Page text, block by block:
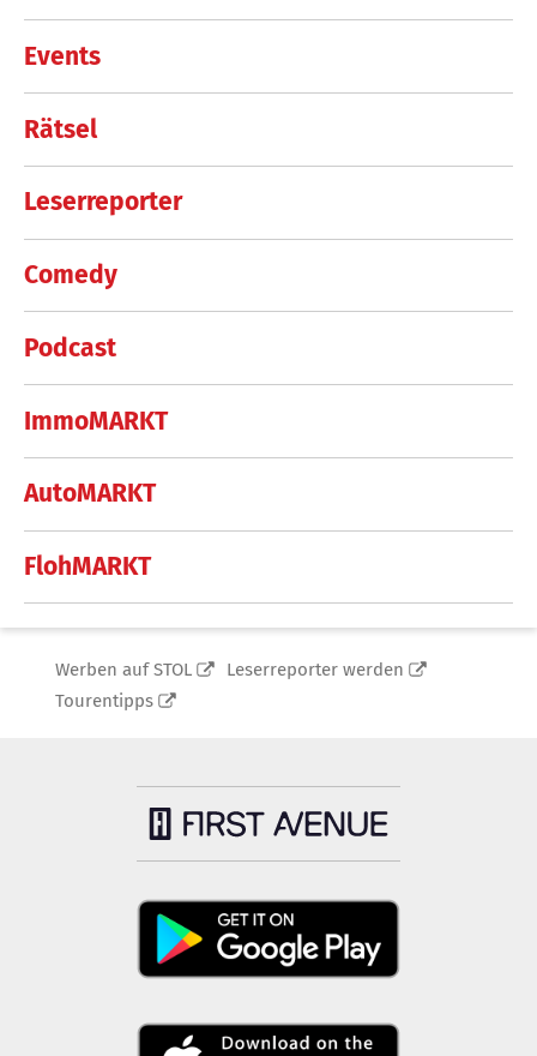
Events
Rätsel
Leserreporter
Comedy
Podcast
ImmoMARKT
AutoMARKT
FlohMARKT
Werben auf STOL
Leserreporter werden
Tourentipps